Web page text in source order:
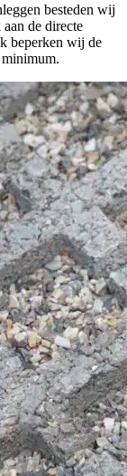
besteden wij
de directe
beperken wij de
minimum.